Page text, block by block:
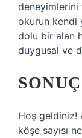
deneyimlerini
okurun kendi
dolu bir alan
duygusal ve
SONUÇ
Hoş geldiniz!
köşe sayısı